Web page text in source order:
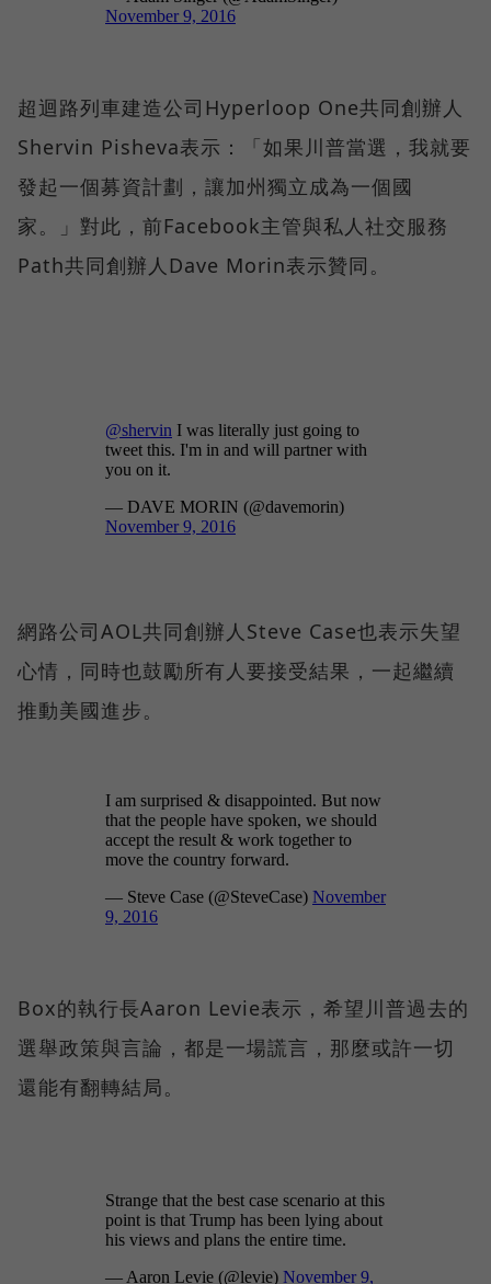
超迴路列車建造公司Hyperloop One共同創辦人
Shervin Pisheva表示：「如果川普當選，我就要
發起一個募資計劃，讓加州獨立成為一個國
家。」對此，前Facebook主管與私人社交服務
Path共同創辦人Dave Morin表示贊同。
網路公司AOL共同創辦人Steve Case也表示失望
心情，同時也鼓勵所有人要接受結果，一起繼續
推動美國進步。
Box的執行長Aaron Levie表示，希望川普過去的
選舉政策與言論，都是一場謊言，那麼或許一切
還能有翻轉結局。